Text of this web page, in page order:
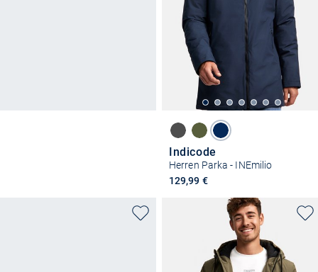
Indicode
Herren Parka - INEmilio
129,99 €